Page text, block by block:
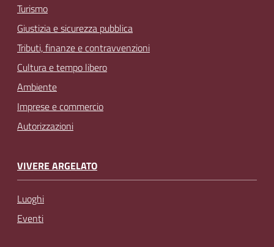
Turismo
Giustizia e sicurezza pubblica
Tributi, finanze e contravvenzioni
Cultura e tempo libero
Ambiente
Imprese e commercio
Autorizzazioni
VIVERE ARGELATO
Luoghi
Eventi